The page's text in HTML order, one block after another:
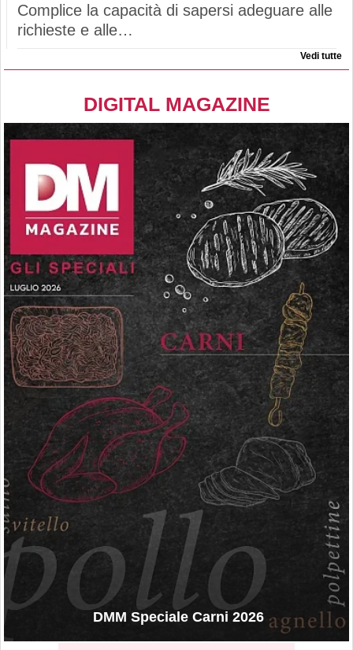
Complice la capacità di sapersi adeguare alle
richieste e alle…
Vedi tutte
DIGITAL MAGAZINE
DMM Speciale Carni 2026